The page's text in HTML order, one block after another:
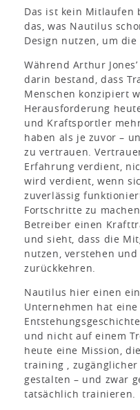
Das ist kein Mitlaufen
das, was Nautilus
Design nutzen, um
Während Arthur
darin bestand, dass
Menschen konzipiert
Herausforderung
und Kraftsportler
haben als je zuvor –
zu vertrauen.
Erfahrung verdient,
wird verdient, wenn
zuverlässig
Fortschritte zu
Betreiber einen
und sieht, dass die
nutzen, verstehen
zurückkehren.
Nautilus hier einen
Unternehmen hat eine
und nicht auf einem
heute eine Mission,
training ,
gestalten – und zwar
tatsächlich trainieren.